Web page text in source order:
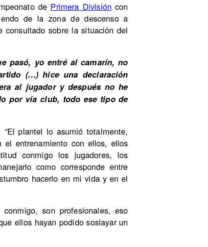
de Primera División con
de la zona de descenso a
sobre la situación del
pasó, yo entré al camarín, no
(…) hice una declaración
al jugador y después no he
por vía club, todo ese tipo de
“El plantel lo asumió totalmente,
entrenamiento con ellos, ellos
conmigo los jugadores, los
como corresponde entre
hacerlo en mi vida y en el
son profesionales, eso
ellos hayan podido soslayar un